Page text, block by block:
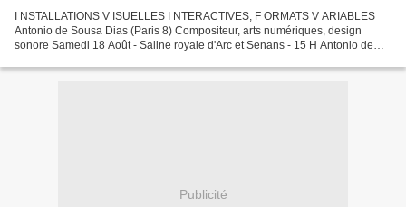
I NSTALLATIONS V ISUELLES I NTERACTIVES, F ORMATS V ARIABLES
Antonio de Sousa Dias (Paris 8) Compositeur, arts numériques, design
sonore Samedi 18 Août - Saline royale d'Arc et Senans - 15 H Antonio de
Publicité